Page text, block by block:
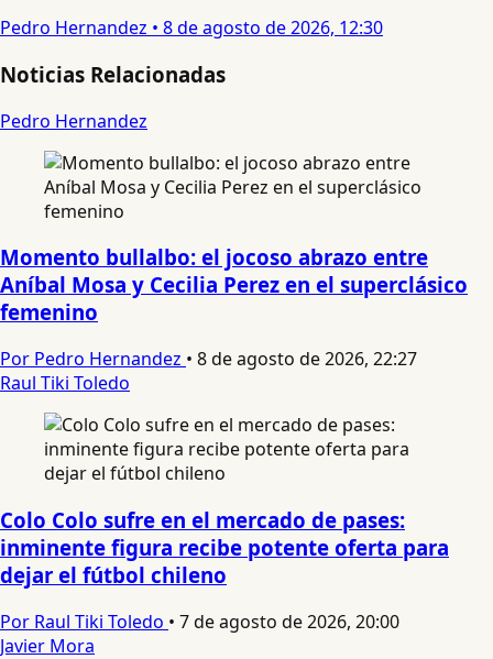
Pedro Hernandez • 8 de agosto de 2026, 12:30
Noticias Relacionadas
Pedro Hernandez
Momento bullalbo: el jocoso abrazo entre
Aníbal Mosa y Cecilia Perez en el superclásico
femenino
Por Pedro Hernandez • 8 de agosto de 2026, 22:27
Raul Tiki Toledo
Colo Colo sufre en el mercado de pases:
inminente figura recibe potente oferta para
dejar el fútbol chileno
Por Raul Tiki Toledo • 7 de agosto de 2026, 20:00
Javier Mora